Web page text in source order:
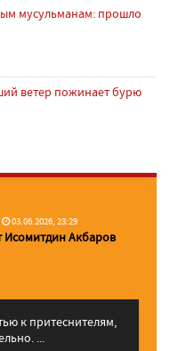
мусульманам: прошло
ветер пожинает бурю
03.06.2026, 23:29
Исомитдин Акбаров
к притеснителям,
...